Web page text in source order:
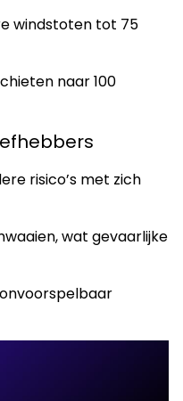
windstoten tot 75
naar 100
risico’s met zich
wat gevaarlijke